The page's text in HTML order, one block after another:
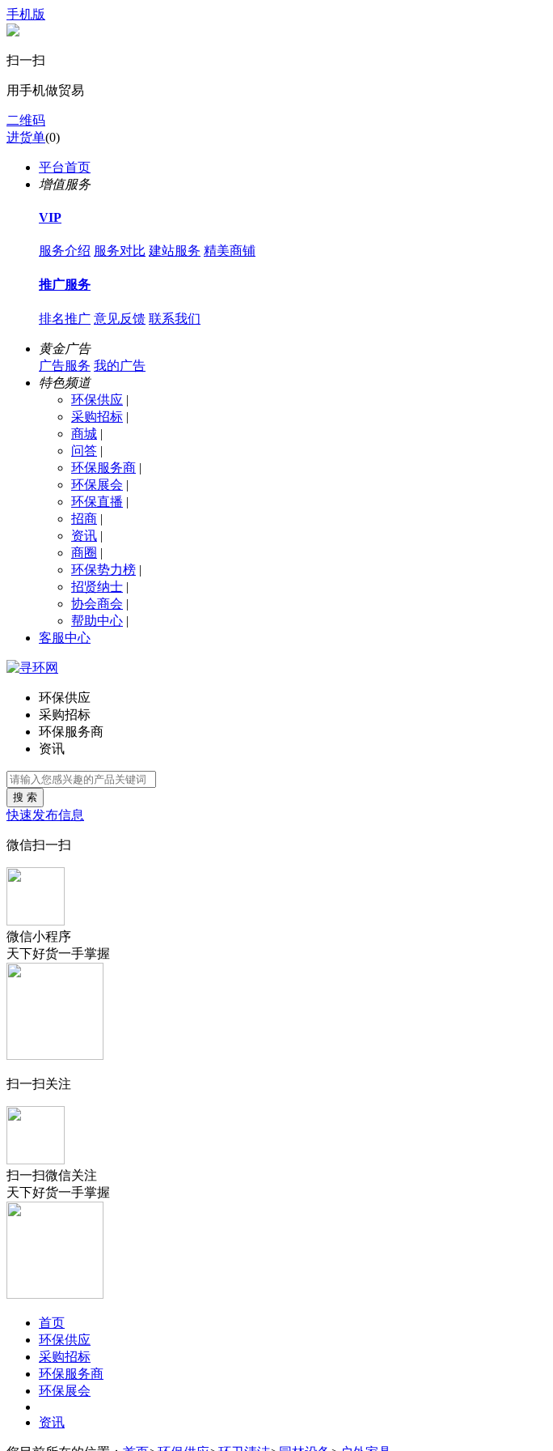
手机版
扫一扫
用手机做贸易
二维码
进货单(0)
平台首页
增值服务
VIP
服务介绍 服务对比 建站服务 精美商铺
推广服务
排名推广 意见反馈 联系我们
黄金广告
广告服务 我的广告
特色频道
环保供应 |
采购招标 |
商城 |
问答 |
环保服务商 |
环保展会 |
环保直播 |
招商 |
资讯 |
商圈 |
环保势力榜 |
招贤纳士 |
协会商会 |
帮助中心 |
客服中心
环保供应
采购招标
环保服务商
资讯
搜 索
快速发布信息
微信扫一扫
微信小程序
天下好货一手掌握
扫一扫关注
扫一扫微信关注
天下好货一手掌握
首页
环保供应
采购招标
环保服务商
环保展会
资讯